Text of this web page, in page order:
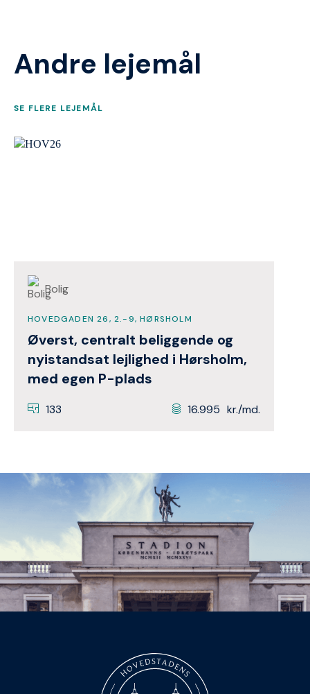
Andre lejemål
SE FLERE LEJEMÅL
Bolig
HOVEDGADEN 26, 2.-9, HØRSHOLM
Øverst, centralt beliggende og
nyistandsat lejlighed i Hørsholm,
med egen P-plads
133 16.995 kr./md.